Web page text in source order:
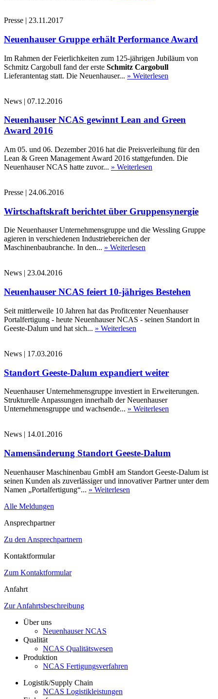
Presse | 23.11.2017
Neuenhauser Gruppe erhält Performance Award
Im Rahmen der Feierlichkeiten zum 125-jährigen Jubiläum von
Schmitz Cargobull fand der erste Schmitz Cargobull
Lieferantentag statt. Die Neuenhauser... » Weiterlesen
News | 07.12.2016
Neuenhauser NCAS gewinnt Lean and Green
Award 2016
Am 05. und 06. Dezember 2016 hat die Preisverleihung für den
Lean & Green Management Award 2016 stattgefunden. Die
Neuenhauser NCAS hatte zuvor... » Weiterlesen
Presse | 24.06.2016
Wirtschaftskraft berichtet über Gruppensynergie
Die Neuenhauser Unternehmensgruppe und die Wessling Gruppe
agieren in verschiedenen Industriebereichen der
Maschinenbaubranche. In den... » Weiterlesen
News 23.04.2016
Neuenhauser NCAS feiert 10-jähriges Bestehen
Seit mittlerweile 10 Jahren hat das Profitcenter Neuenhauser
Portalfertigung - heute Neuenhauser NCAS - seinen Standort in
Geeste-Dalum und hat sich... » Weiterlesen
News | 17.03.2016
Standort Geeste-Dalum expandiert weiter
Neuenhauser Unternehmensgruppe investiert in Erweiterungen.
Strukturelle Anpassungen innerhalb der Neuenhauser
Unternehmensgruppe und wachsende... » Weiterlesen
News | 14.01.2016
Namensänderung Standort Geeste-Dalum
Neuenhauser Maschinenbau GmbH am Standort Geeste-Dalum ist
seinen Kunden als zuverlässiger und innovativer Partner unter dem
Namen „Portalfertigung“... » Weiterlesen
Alle Meldungen
Ansprechpartner
Zu den Ansprechpartnern
Kontaktformular
Zum Kontaktformular
Anfahrt
Zur Anfahrtsbeschreibung
Über uns
Neuenhauser NCAS
Qualität
NCAS Qualitätswesen
Produktion
NCAS Fertigungsverfahren
Logistik/Supply Chain
NCAS Logistikleistungen